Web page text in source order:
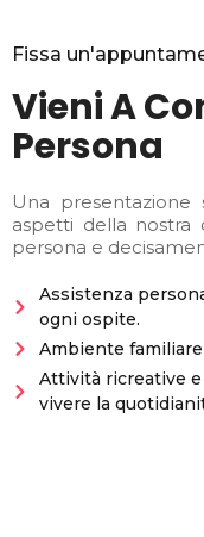
Fissa
Vieni A
Persona
Una
aspetti della nostra
persona e
Assistenza
ogni ospite.
Ambiente
Attività ricreative
vivere la